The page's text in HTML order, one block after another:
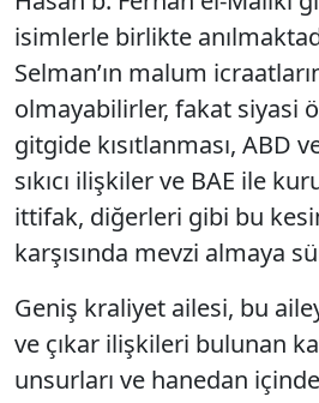
isimlerle birlikte
Selman’ın malum
olmayabilirler, fakat siyasi
gitgide kısıtlanması, ABD
sıkıcı ilişkiler ve BAE ile
ittifak, diğerleri gibi bu
karşısında mevzi almaya
Geniş kraliyet ailesi, bu
ve çıkar ilişkileri bulunan
unsurları ve hanedan